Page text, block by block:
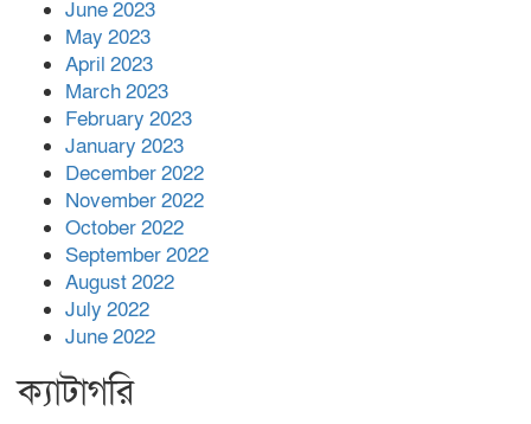
June 2023
May 2023
April 2023
March 2023
February 2023
January 2023
December 2022
November 2022
October 2022
September 2022
August 2022
July 2022
June 2022
ক্যাটাগরি